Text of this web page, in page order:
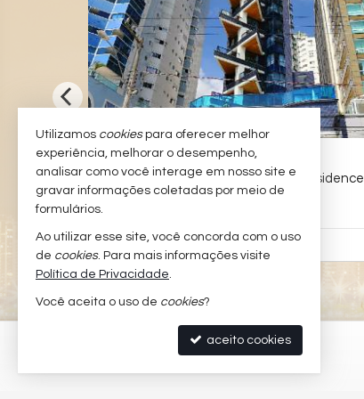
#3.658
BALNEÁRIO CAMBORIÚ -
Apartamento no Edifício Atlantis Residence
Consulte-nos
Utilizamos cookiespara oferecer melhor
experiência, melhorar o desempenho,
analisar como você interage em nosso site e
gravar informações coletadas por meio de
formulários.
Ao utilizar esse site, você concorda com o uso
de cookies. Para mais informações visite
Política de Privacidade.
Você aceita o uso de cookies?
aceito cookies